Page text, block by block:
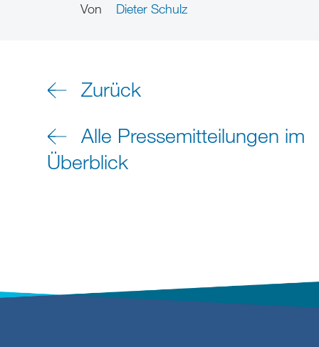
Von
Dieter Schulz
Zurück
Alle Pressemitteilungen im
Überblick